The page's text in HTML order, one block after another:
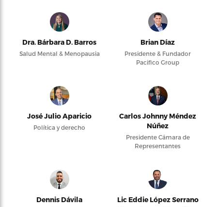
Dra. Bárbara D. Barros
Salud Mental & Menopausia
Brian Díaz
Presidente & Fundador
Pacifico Group
José Julio Aparicio
Política y derecho
Carlos Johnny Méndez
Núñez
Presidente Cámara de
Representantes
Dennis Dávila Lic Eddie López Serrano